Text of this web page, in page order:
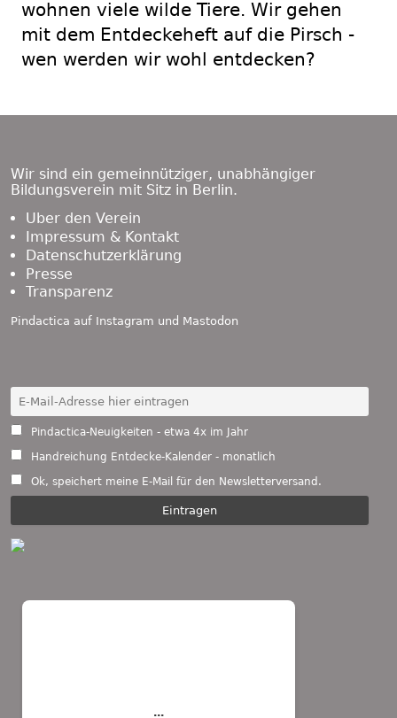
wohnen viele wilde Tiere. Wir gehen
mit dem Entdeckeheft auf die Pirsch -
wen werden wir wohl entdecken?
Wir sind ein gemeinnütziger, unabhängiger
Bildungsverein mit Sitz in Berlin.
Über den Verein
Impressum & Kontakt
Datenschutzerklärung
Presse
Transparenz
Pindactica auf Instagram und Mastodon
Pindactica-Neuigkeiten - etwa 4x im Jahr
Handreichung Entdecke-Kalender - monatlich
Ok, speichert meine E-Mail für den Newsletterversand.